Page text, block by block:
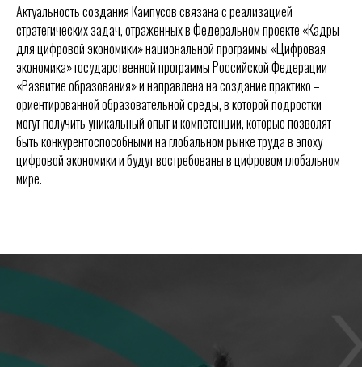
Актуальность создания Кампусов связана с реализацией
стратегических задач, отраженных в Федеральном проекте «Кадры
для цифровой экономики» национальной программы «Цифровая
экономика» государственной программы Российской Федерации
«Развитие образования» и направлена на создание практико –
ориентированной образовательной среды, в которой подростки
могут получить уникальный опыт и компетенции, которые позволят
быть конкурентоспособными на глобальном рынке труда в эпоху
цифровой экономики и будут востребованы в цифровом глобальном
мире.